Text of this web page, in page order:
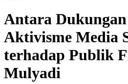
Antara
Aktivisme Media
terhadap Publik
Mulyadi